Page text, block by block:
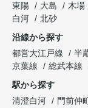
東陽
大島 木場
白河
北砂
沿線から探す
都営大江戸線
半
京葉線
総武本線
駅から探す
清澄白河
門前仲